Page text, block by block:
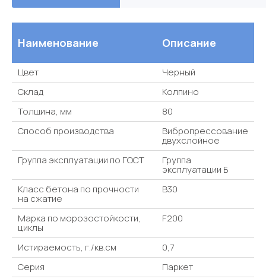
Наименование Описание
Цвет
Черный
Склад
Колпино
Толщина, мм
80
Способ производства
Вибропрессование
двухслойное
Группа эксплуатации по ГОСТ
Группа
эксплуатации Б
Класс бетона по прочности
на сжатие
В30
Марка по морозостойкости,
циклы
F200
Истираемость, г./кв.см
0,7
Серия
Паркет